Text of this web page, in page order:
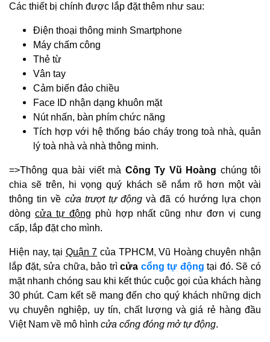
Các thiết bị chính được lắp đặt thêm như sau:
Điện thoại thông minh Smartphone
Máy chấm công
Thẻ từ
Vân tay
Cảm biến đảo chiều
Face ID nhận dạng khuôn mặt
Nút nhấn, bàn phím chức năng
Tích hợp với hệ thống báo cháy trong toà nhà, quản
lý toà nhà và nhà thông minh.
=>Thông qua bài viết mà Công Ty Vũ Hoàng chúng tôi
chia sẽ trên, hi vọng quý khách sẽ nắm rõ hơn một vài
thông tin về cửa trượt tự động và đã có hướng lựa chọn
dòng cửa tự động phù hợp nhất cũng như đơn vị cung
cấp, lắp đặt cho mình.
Hiện nay, tại Quận 7 của TPHCM, Vũ Hoàng chuyên nhận
lắp đặt, sửa chữa, bảo trìcửa cổng tự động tại đó. Sẽ có
mặt nhanh chóng sau khi kết thúc cuộc gọi của khách hàng
30 phút. Cam kết sẽ mang đến cho quý khách những dịch
vụ chuyên nghiệp, uy tín, chất lượng và giá rẻ hàng đầu
Việt Nam về mô hình cửa cổng đóng mở tự động.